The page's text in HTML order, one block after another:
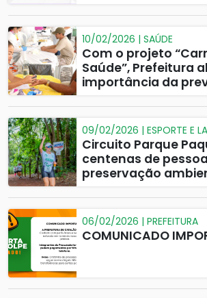
10/02/2026 | SAÚDE
Com o projeto
Saúde”, Prefeitura
importância da
09/02/2026 | ESPORTE E
Circuito Parque
centenas de
preservação
06/02/2026 | PREFEITURA
COMUNICADO